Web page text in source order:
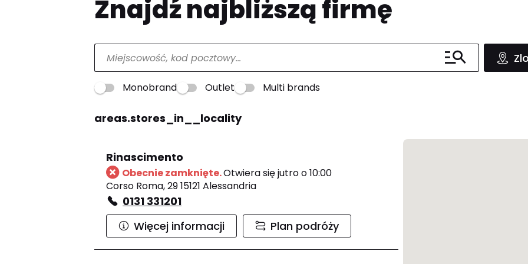
Znajdź najbliższą firmę
Monobrand Outlet Multi brands
areas.stores_in__locality
Rinascimento
Obecnie zamknięte.Otwiera się jutro o 10:00
Corso Roma, 29 15121 Alessandria
0131 331201
Więcej informacji
Plan podróży